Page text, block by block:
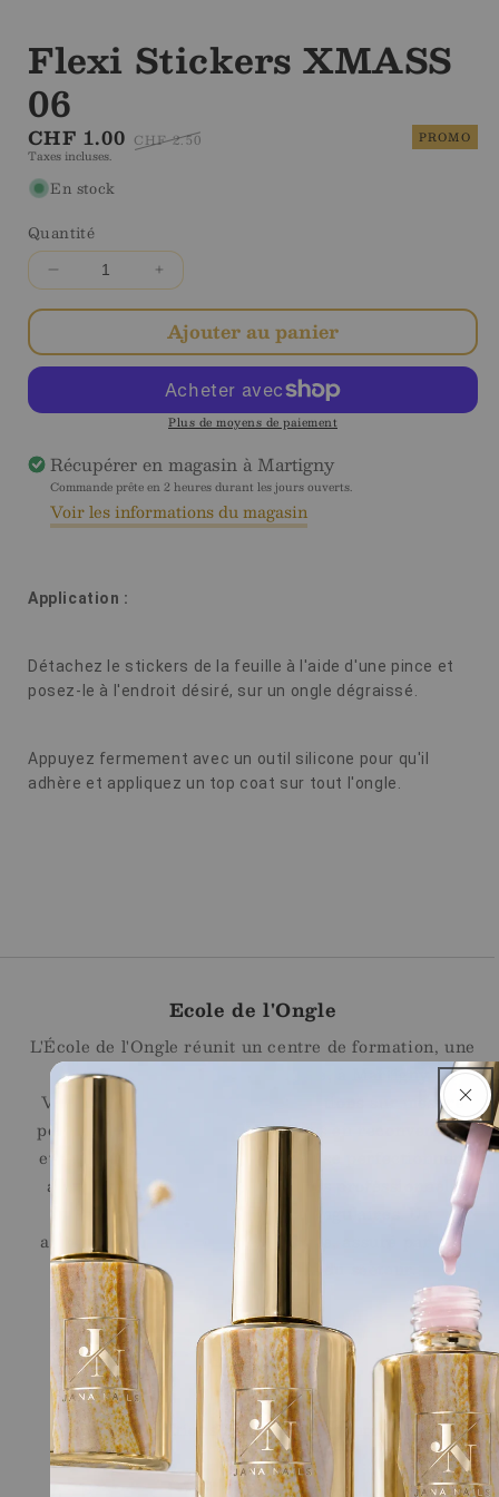
Flexi Stickers XMASS
06
Prix
en
solde
CHF 1.00 Prix
CHF 2.50
PROMO
Taxes incluses.
En stock
Quantité
Diminuer
pour
Flexi
XMASS
Augmenter
quantité
pour
Flexi
Stickers
XMASS
Ajouter au panier
Plus de moyens de paiement
Récupérer en magasin à Martigny
Commande prête en 2 heures durant les jours ouverts.
Voir les informations du magasin
Application :
Détachez le stickers de la feuille à l'aide d'une pince et
posez-le à l'endroit désiré, sur un ongle dégraissé.
Appuyez fermement avec un outil silicone pour qu'il
adhère et appliquez un top coat sur tout l'ongle.
Ecole de l'Ongle
L'École de l'Ongle réunit un centre de formation, une
onglerie et une boutique en ligne, à Martigny en
Valais. Nous proposons des formations sur mesure
pour les débutantes, les personnes en reconversion
et les professionnelles souhaitant se perfectionner,
ainsi qu'une sélection de produits professionnels
Jana Nails pour les stylistes ongulaires. Un
accompagnement sur le long terme, assuré par des
professionnelles reconnues du secteur.
Liens Rapides
Shop
Ecole
Conditions générales de vente
Legal